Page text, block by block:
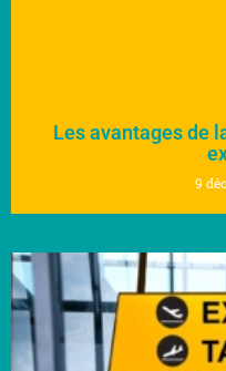
Les avantages de
9